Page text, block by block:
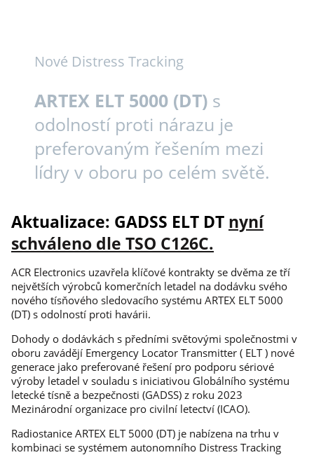
Nové Distress Tracking
ARTEX ELT 5000 (DT) s
odolností proti nárazu je
preferovaným řešením mezi
lídry v oboru po celém světě.
Aktualizace: GADSS ELT DT nyní
schváleno dle TSO C126C.
ACR Electronics uzavřela klíčové kontrakty se dvěma ze tří
největších výrobců komerčních letadel na dodávku svého
nového tísňového sledovacího systému ARTEX ELT 5000
(DT) s odolností proti havárii.
Dohody o dodávkách s předními světovými společnostmi v
oboru zavádějí Emergency Locator Transmitter ( ELT ) nové
generace jako preferované řešení pro podporu sériové
výroby letadel v souladu s iniciativou Globálního systému
letecké tísně a bezpečnosti (GADSS) z roku 2023
Mezinárodní organizace pro civilní letectví (ICAO).
Radiostanice ARTEX ELT 5000 (DT) je nabízena na trhu v
kombinaci se systémem autonomního Distress Tracking